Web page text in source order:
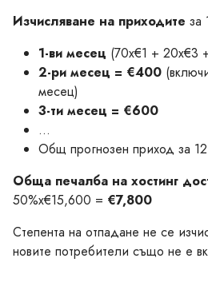
Изчисляване на приходите за
1-ви месец (70x€1 + 20x€3
2-ри месец = €400
месец)
3-ти месец = €600
...
Общ прогнозен приход за
Обща печалба на хостинг
50%x€15,600 = €7,800
Степента на отпадане не се
новите потребители също не е